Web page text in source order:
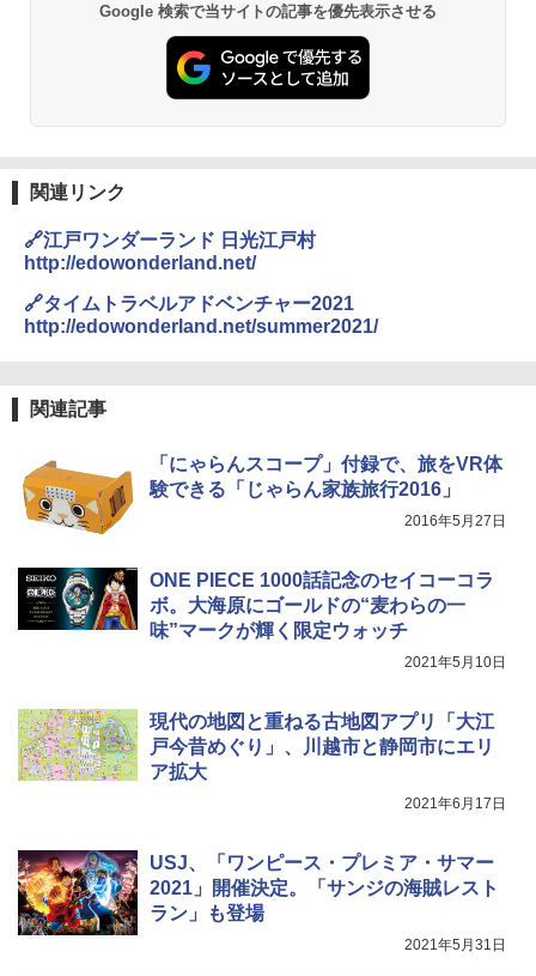
PYKES PEAK (パイクスピーク) 着替えテン
ト プライバシー テント 【中が透けない】 1
人用 折りたたみ 防災グッズ 災害用トイレ ビ
ーチ ピクニック ポップアップテント 携帯 簡
ENDLESS BASE 《めざましテレビで紹介》
テント ワンタッチ RENEW 幅200 2-3人用 43
500002(88859)
￥5,499
ュ(BC仕様) PATC-150B(EB)
Coleman(コールマン) ツーリングドーム/LD
X 2人用 3人用 キャンプ アウトドア フェス
収納 コンパクト 簡単設営 カンガルーテント
ソロキャンプ ソロテント
026リニューアル 急速冷凍 空間倍増 衛生的
コンパクト 保冷力長持ち
￥2,980
付き ヒグマ・イノシシ対策 自治体・教育機
関の購入実績 登山・キャンプ・アウトドア・
防災用品 長期保存可能 緊急時用 日本国内発
送
￥3,680
き
ポインターライト 強力 小型 緑色/赤色/青紫色
USB充電式 高精度 超長距離照射 長時間使用
可能 安全ロック付き 高安全性 金属製耐久 コ
ンパクト多機能設計 持ち運び便利 アウトド
ア/オフィス/教育現場/展示会用 緑
Google 検索で当サイトの記事を優先表示させる
関連リンク
🔗江戸ワンダーランド 日光江戸村
http://edowonderland.net/
🔗タイムトラベルアドベンチャー2021
http://edowonderland.net/summer2021/
関連記事
「にゃらんスコープ」付録で、旅をVR体
験できる「じゃらん家族旅行2016」
2016年5月27日
ONE PIECE 1000話記念のセイコーコラ
ボ。大海原にゴールドの“麦わらの一
味”マークが輝く限定ウォッチ
2021年5月10日
現代の地図と重ねる古地図アプリ「大江
戸今昔めぐり」、川越市と静岡市にエリ
ア拡大
2021年6月17日
USJ、「ワンピース・プレミア・サマー
2021」開催決定。「サンジの海賊レスト
ラン」も登場
2021年5月31日